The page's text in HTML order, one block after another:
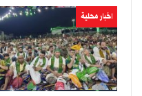
اخبار محلية